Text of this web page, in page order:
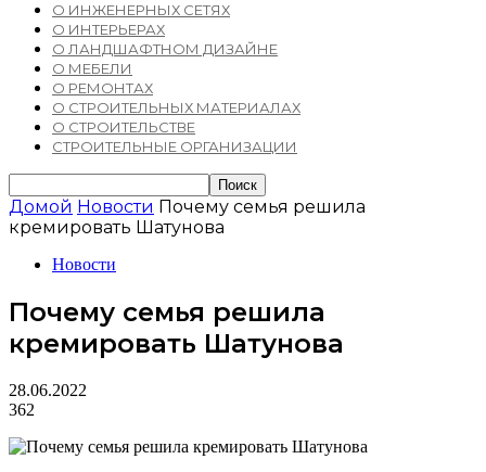
О ИНЖЕНЕРНЫХ СЕТЯХ
О ИНТЕРЬЕРАХ
О ЛАНДШАФТНОМ ДИЗАЙНЕ
О МЕБЕЛИ
О РЕМОНТАХ
О СТРОИТЕЛЬНЫХ МАТЕРИАЛАХ
О СТРОИТЕЛЬСТВЕ
СТРОИТЕЛЬНЫЕ ОРГАНИЗАЦИИ
Домой Новости Почему семья решила
кремировать Шатунова
Новости
Почему семья решила
кремировать Шатунова
28.06.2022
362